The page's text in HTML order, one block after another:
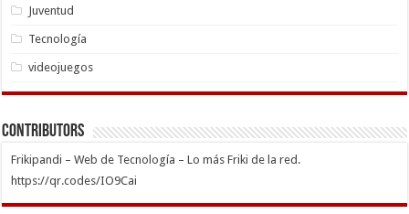
Juventud
Tecnología
videojuegos
Contributors
Frikipandi – Web de Tecnología – Lo más Friki de la red.
https://qr.codes/IO9Cai